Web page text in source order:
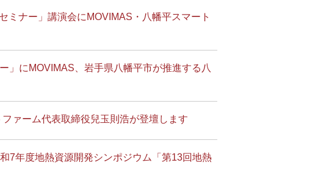
ナー」講演会にMOVIMAS・八幡平スマート
」にMOVIMAS、岩手県八幡平市が推進する八
ァーム代表取締役兒玉則浩が登壇します
7年度地熱資源開発シンポジウム「第13回地熱